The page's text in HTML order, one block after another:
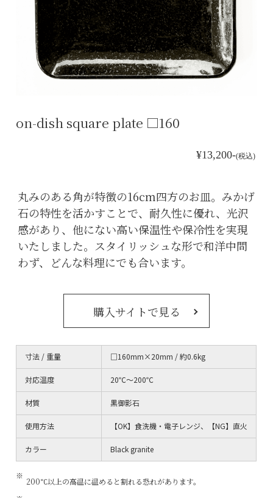
on-dish square plate □160
¥13,200-(税込)
丸みのある角が特徴の16cm四方のお皿。みかげ
石の特性を活かすことで、耐久性に優れ、光沢
感があり、他にない高い保温性や保冷性を実現
いたしました。スタイリッシュな形で和洋中問
わず、どんな料理にでも合います。
購入サイトで見る
寸法 / 重量 □160mm×20mm / 約0.6kg
対応温度 20℃～200℃
材質 黒御影石
使用方法 【OK】食洗機・電子レンジ、【NG】直火
カラー Black granite
200℃以上の高温に温めると割れる恐れがあります。